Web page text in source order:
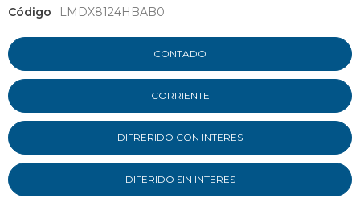
Código
LMDX8124HBAB0
CONTADO
CORRIENTE
DIFRERIDO CON INTERES
DIFERIDO SIN INTERES